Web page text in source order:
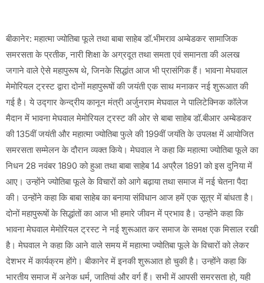
बीकानेर: महात्मा ज्योतिबा फूले तथा बाबा साहेब डॉ.भीमराव अम्बेडकर सामाजिक
समरसता के प्रतीक, नारी शिक्षा के अग्रदूत तथा समता एवं समानता की अलख
जगाने वाले ऐसे महापुरूष थे, जिनके सिद्धांत आज भी प्रासंगिक हैं। भावना मेघवाल
मेमोरियल ट्रस्ट द्वारा दोनों महापुरूषों की जयंती एक साथ मनाकर नई शुरूआत की
गई है। ये उद्गार केन्द्रीय कानून मंत्री अर्जुनराम मेघवाल ने पालिटेक्निक कॉलेज
मैदान में भावना मेघवाल मेमोरियल ट्रस्ट की ओर से बाबा साहेब डॉ.बीआर अम्बेडकर
की 135वीं जयंती और महात्मा ज्योतिबा फुले की 199वीं जयंति के उपलक्ष में आयोजित
समरसता सम्मेलन के दौरान व्यक्त किये। मेघवाल ने कहा कि महात्मा ज्योतिबा फूले का
निधन 28 नवंबर 1890 को हुआ तथा बाबा साहेब 14 अप्रैल 1891 को इस दुनिया में
आए। उन्होंने ज्योतिबा फूले के विचारों को आगे बढ़ाया तथा समाज में नई चेतना पैदा
की। उन्होंने कहा कि बाबा साहेब का बनाया संविधान आज हमें एक सूत्र में बांधता है।
दोनों महापुरूषों के सिद्धांतों का आज भी हमारे जीवन में प्रभाव है। उन्होंने कहा कि
भावना मेघवाल मेमोरियल ट्रस्ट ने नई शुरूआत कर समाज के समक्ष एक मिसाल रखी
है। मेघवाल ने कहा कि आने वाले समय में महात्मा ज्योतिबा फूले के विचारों को लेकर
देशभर में कार्यक्रम होंगे। बीकानेर में इनकी शुरूआत हो चुकी है। उन्होंने कहा कि
भारतीय समाज में अनेक धर्म, जातियां और वर्ग हैं। सभी में आपसी समरसता हो, यही